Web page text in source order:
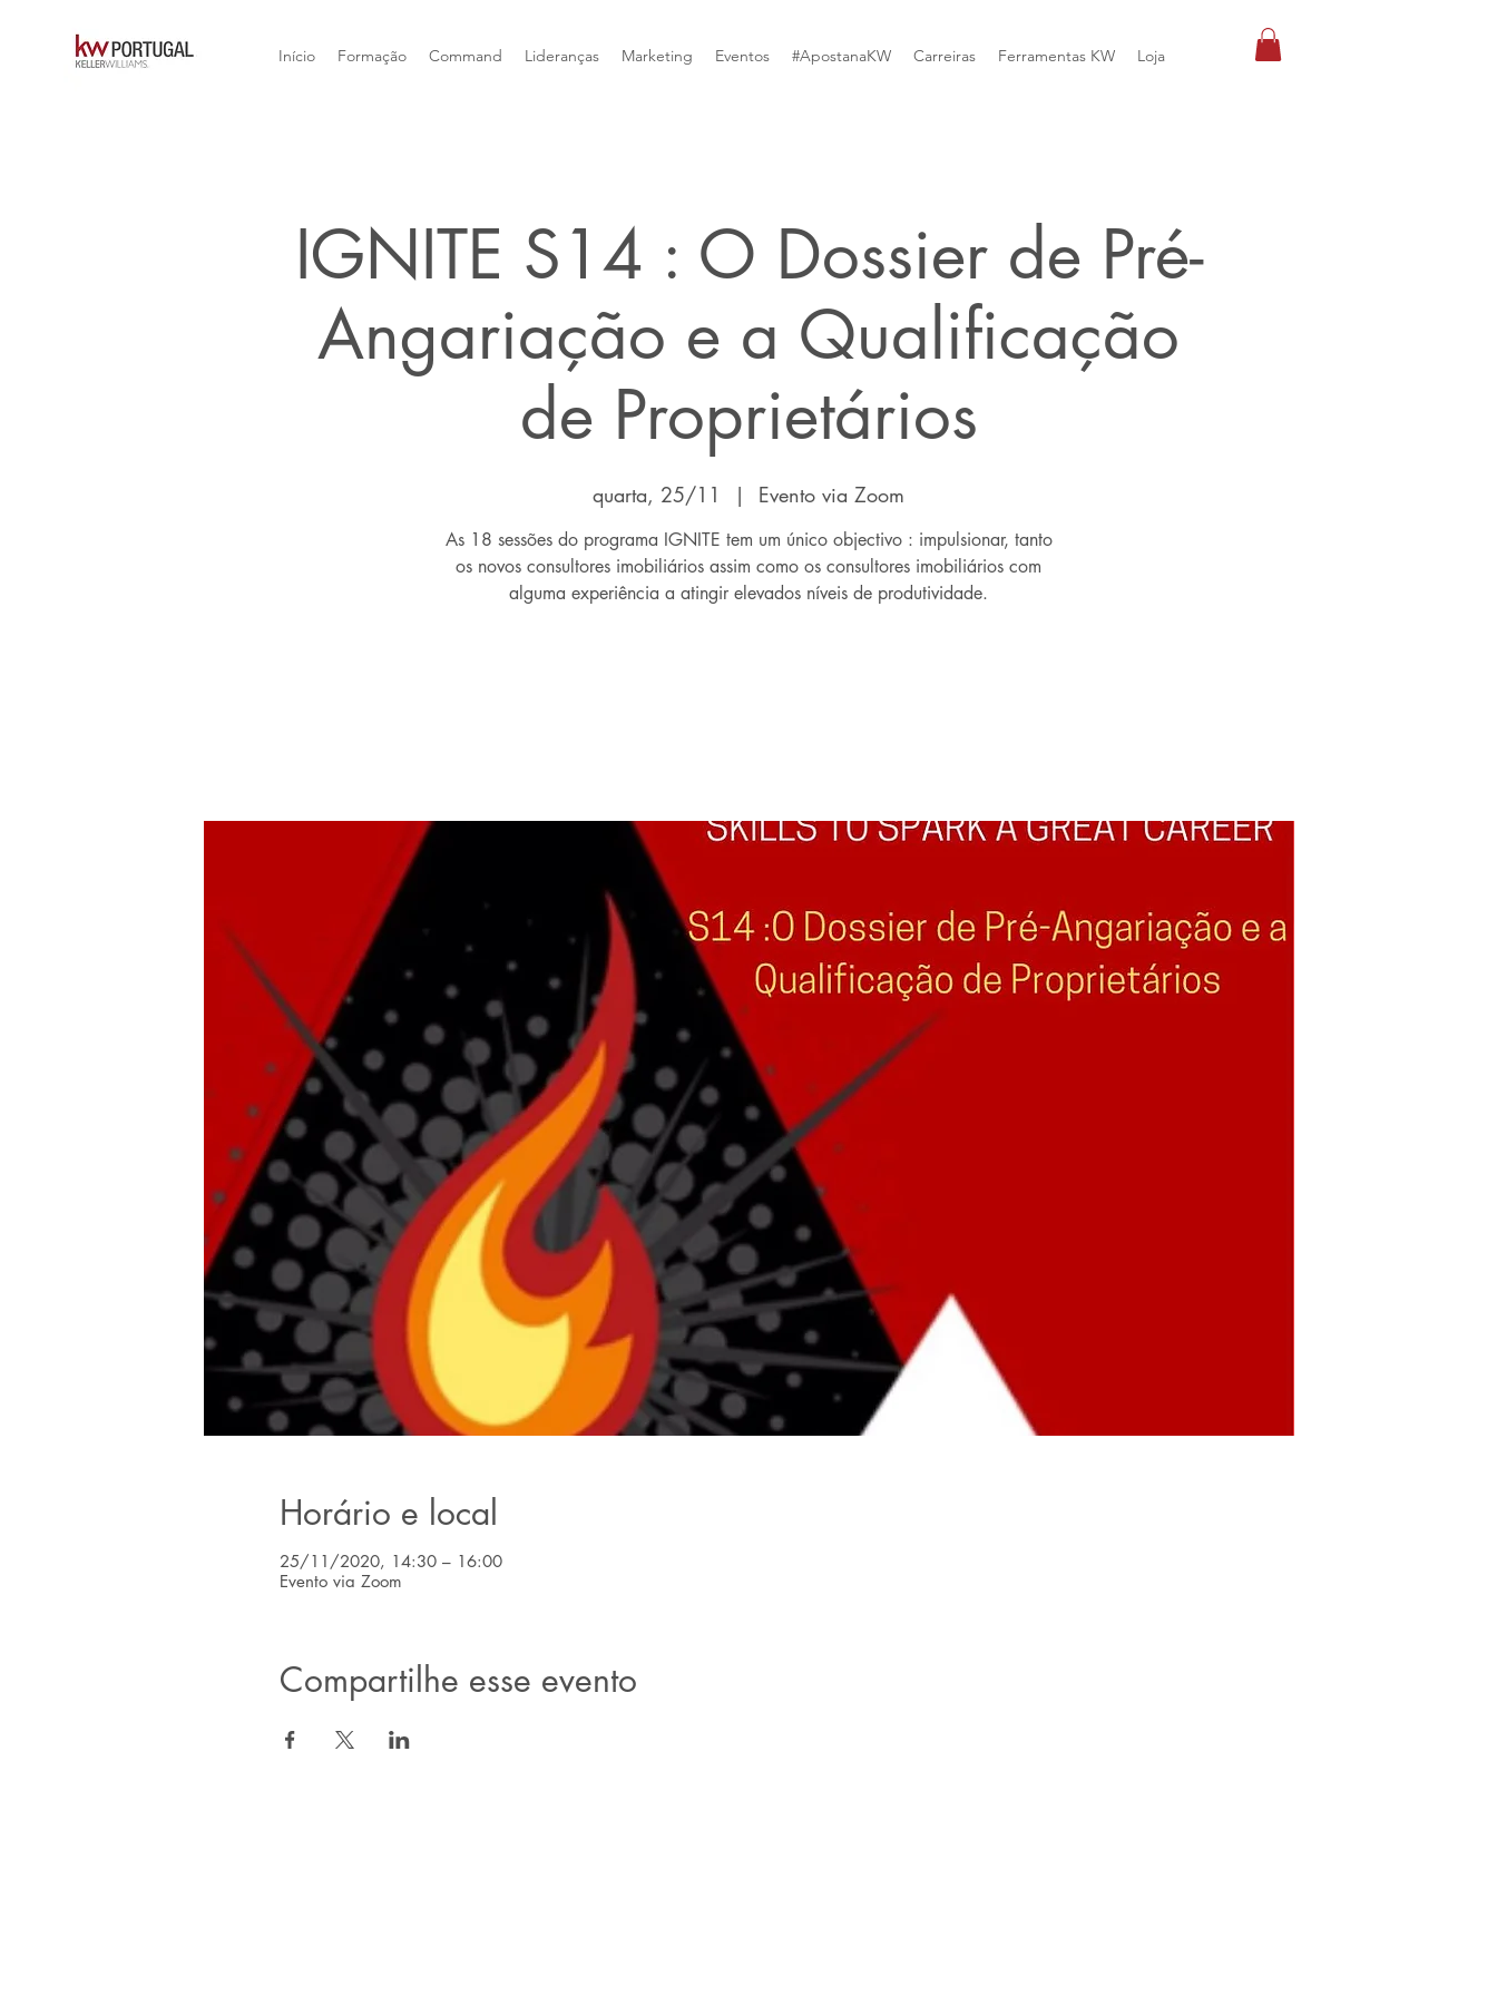
Início Formação Command Lideranças Marketing Eventos #ApostanaKW Carreiras Ferramentas KW Loja
IGNITE S14 : O Dossier de Pré-
Angariação e a Qualificação
de Proprietários
quarta, 25/11
  |
Evento via Zoom
As 18 sessões do programa IGNITE tem um único objectivo : impulsionar, tanto
os novos consultores imobiliários assim como os consultores imobiliários com
alguma experiência a atingir elevados níveis de produtividade.
Horário e local
25/11/2020, 14:30 – 16:00
Evento via Zoom
Compartilhe esse evento